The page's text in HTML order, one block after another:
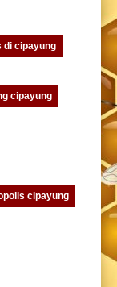
di cipayung
cipayung
cipayung